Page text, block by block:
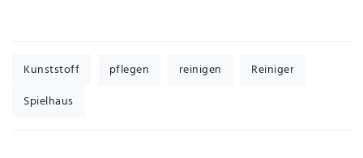
Kunststoff pflegen reinigen
Reiniger
Spielhaus